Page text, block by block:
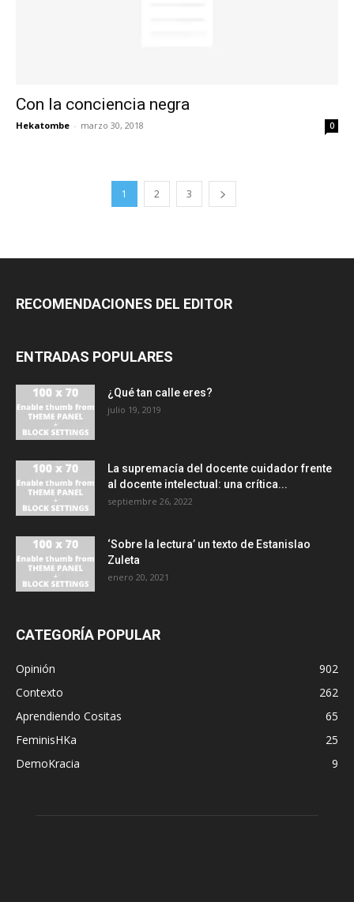
Con la conciencia negra
Hekatombe - marzo 30, 2018 0
1 2 3
RECOMENDACIONES DEL EDITOR
ENTRADAS POPULARES
¿Qué tan calle eres?
julio 19, 2019
La supremacía del docente cuidador frente
al docente intelectual: una crítica...
septiembre 26, 2022
‘Sobre la lectura’ un texto de Estanislao
Zuleta
enero 20, 2021
CATEGORÍA POPULAR
Opinión
902
Contexto
262
Aprendiendo Cositas
65
FeminisHKa
25
DemoKracia
9